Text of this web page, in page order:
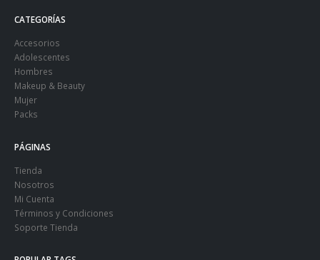
CATEGORÍAS
Accesorios
Adolescentes
Hombres
Makeup & Beauty
Mujer
Packs
PÁGINAS
Tienda
Nosotros
Mi Cuenta
Términos y Condiciones
Soporte Tienda